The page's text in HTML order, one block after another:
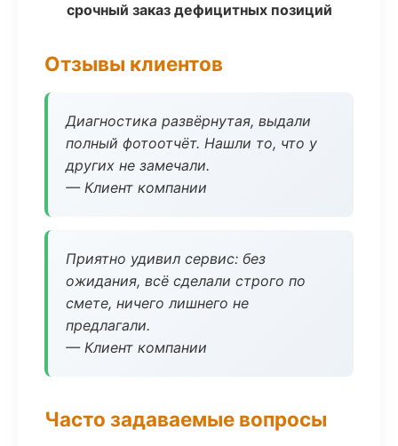
срочный заказ дефицитных позиций
Отзывы клиентов
Диагностика развёрнутая, выдали
полный фотоотчёт. Нашли то, что у
других не замечали.
— Клиент компании
Приятно удивил сервис: без
ожидания, всё сделали строго по
смете, ничего лишнего не
предлагали.
— Клиент компании
Часто задаваемые вопросы